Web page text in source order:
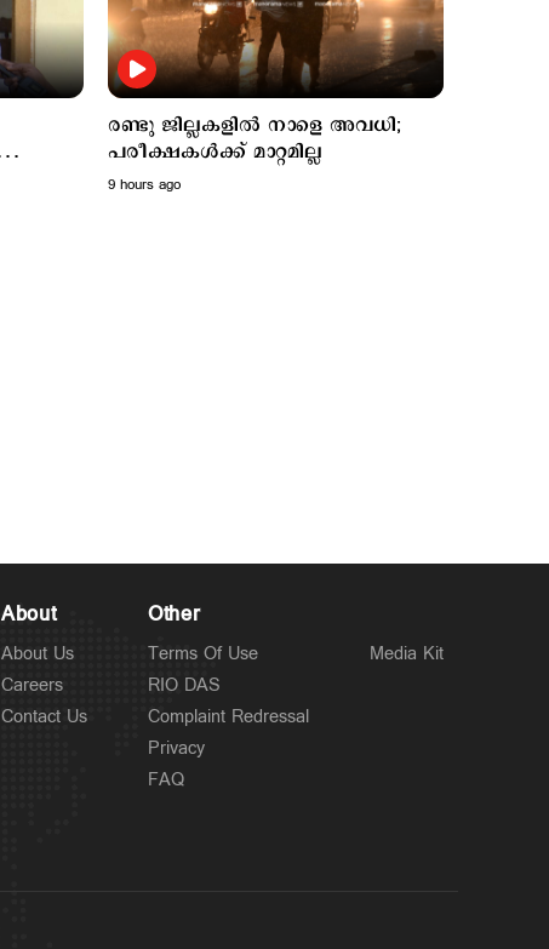
Latest
രണ്ടു ജില്ലകളില്‍ നാളെ
അവധി; പരീക്ഷകൾക്ക്
9 hours ago
കടക്കുന്ന ചിത്രം പുറത്ത്;
രണ്ടു ജില്ലകളില്‍ നാളെ അവധി;
പരീക്ഷകൾക്ക് മാറ്റമില്ല
9 hours ago
About
About Us
Careers
Contact Us
Other
Terms Of Use
RIO DAS
Complaint Redressal
Privacy
FAQ
Media Kit